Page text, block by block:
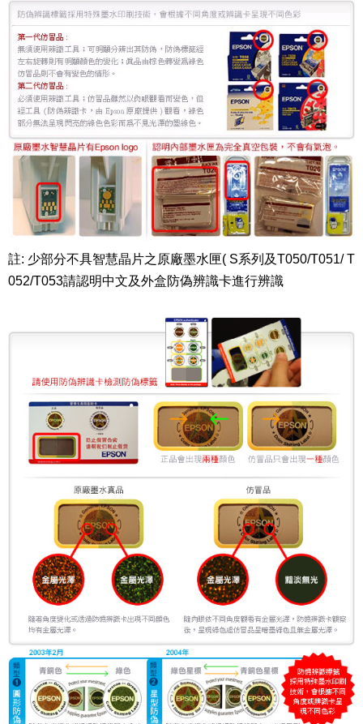
註: 少部分不具智慧晶片之原廠墨水匣( S系列及T050/T051/ T
052/T053請認明中文及外盒防偽辨識卡進行辨識